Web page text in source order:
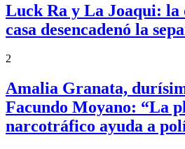
Luck Ra y La Joaqui: la
casa desencadenó la
2
Amalia Granata,
Facundo Moyano: “La
narcotráfico ayuda a